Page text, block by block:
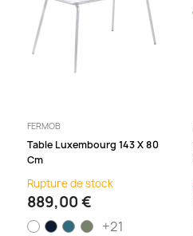
FERMOB
Table Luxembourg 143 X 80
Cm
Rupture de stock
889,00 €
+21